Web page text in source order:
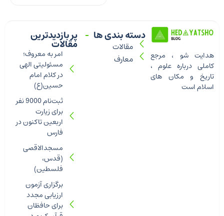
پر بازدیدترین
مقالات
امر به معروف؛
مسئولیتی الهی
در کلام امام
حسین(ع)
ثبت‌نام 9000 نفر
برای زیارت
اربعین تاکنون در
فارس
مسجدالاقصی
(قدس،
فلسطین)
برگزاری آزمون
ارزیابی مجدد
برای حافظان
دسته بندی ها
مقالات
معارف
هدایت شو ، مرجع
کاملی درباره علوم ،
تاریخ و مکان های
اسلام است